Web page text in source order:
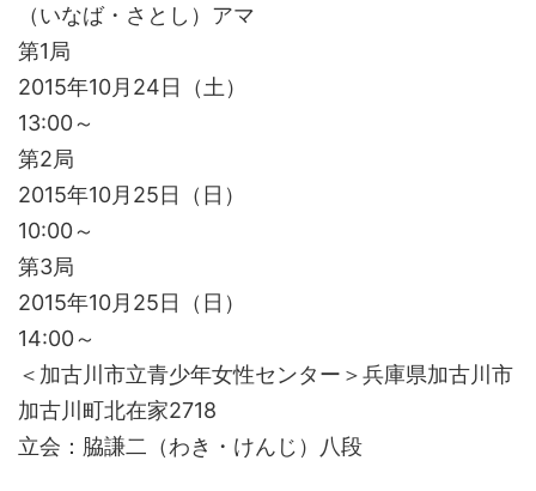
（いなば・さとし）アマ
第1局
2015年10月24日（土）
13:00～
第2局
2015年10月25日（日）
10:00～
第3局
2015年10月25日（日）
14:00～
＜加古川市立青少年女性センター＞兵庫県加古川市
加古川町北在家2718
立会：脇謙二（わき・けんじ）八段